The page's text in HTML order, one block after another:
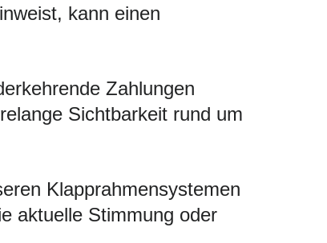
kann einen
Zahlungen
Sichtbarkeit rund um
Klapprahmensystemen
aktuelle Stimmung oder